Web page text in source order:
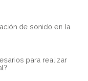
de sonido en la
para realizar